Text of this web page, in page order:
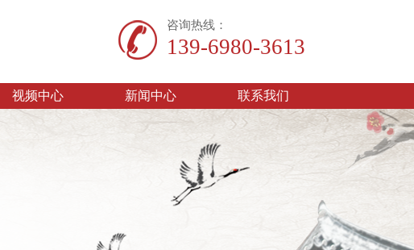
咨询热线：
139-6980-3613
视频中心 新闻中心 联系我们